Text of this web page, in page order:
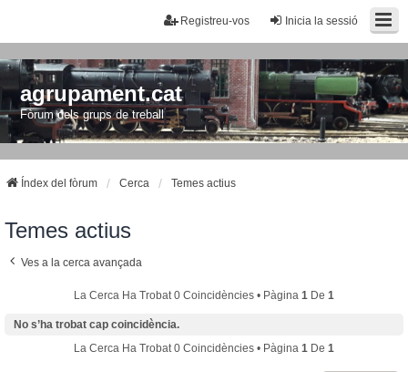
Inicia la sessió
Registreu-vos
agrupament.cat
Fòrum dels grups de treball
Índex del fòrum Cerca Temes actius
Temes actius
Ves a la cerca avançada
La Cerca Ha Trobat 0 Coincidències • Pàgina 1 De 1
No s’ha trobat cap coincidència.
La Cerca Ha Trobat 0 Coincidències • Pàgina 1 De 1